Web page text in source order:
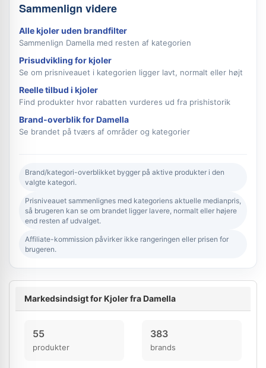
Sammenlign videre
Alle kjoler uden brandfilter
Sammenlign Damella med resten af kategorien
Prisudvikling for kjoler
Se om prisniveauet i kategorien ligger lavt, normalt eller højt
Reelle tilbud i kjoler
Find produkter hvor rabatten vurderes ud fra prishistorik
Brand-overblik for Damella
Se brandet på tværs af områder og kategorier
Brand/kategori-overblikket bygger på aktive produkter i den
valgte kategori.
Prisniveauet sammenlignes med kategoriens aktuelle medianpris,
så brugeren kan se om brandet ligger lavere, normalt eller højere
end resten af udvalget.
Affiliate-kommission påvirker ikke rangeringen eller prisen for
brugeren.
Markedsindsigt for Kjoler fra Damella
55
produkter
383
brands